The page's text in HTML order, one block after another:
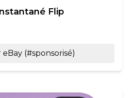
Flip
eBay (#sponsorisé)